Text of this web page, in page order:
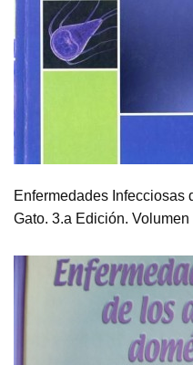
Enfermedades Infecciosas
Gato. 3.a Edición. Volumen